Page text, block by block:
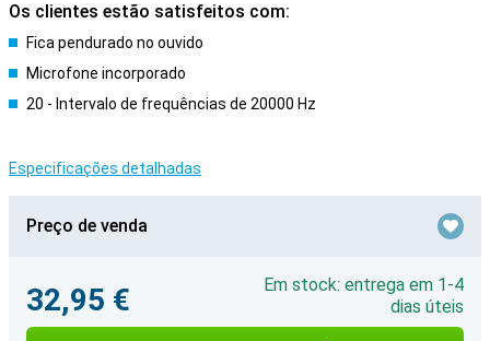
Os clientes estão satisfeitos com:
Fica pendurado no ouvido
Microfone incorporado
20 - Intervalo de frequências de 20000 Hz
Especificações detalhadas
Preço de venda
32,95 €
Em stock: entrega em 1-4
dias úteis